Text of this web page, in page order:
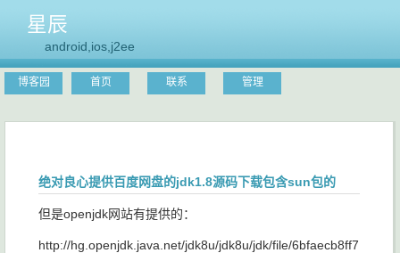
星辰
android,ios,j2ee
博客园 首页 联系 管理
绝对良心提供百度网盘的jdk1.8源码下载包含sun包的
但是openjdk网站有提供的：
http://hg.openjdk.java.net/jdk8u/jdk8u/jdk/file/6bfaecb8ff7